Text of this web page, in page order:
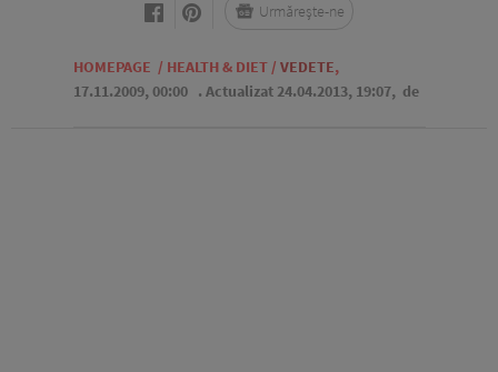
HOMEPAGE / HEALTH & DIET/ VEDETE,
17.11.2009, 00:00 . Actualizat 24.04.2013, 19:07, de
Urmărește-ne